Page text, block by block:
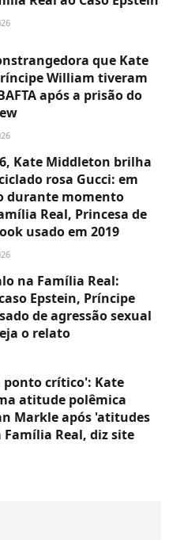
que Kate
William tiveram
após a prisão do
Kate Middleton brilha
rosa Gucci: em
durante momento
Real, Princesa de
usado em 2019
na Família Real:
Epstein, Príncipe
de agressão sexual
o relato
ponto crítico': Kate
atitude polêmica
Markle após 'atitudes
Real, diz site